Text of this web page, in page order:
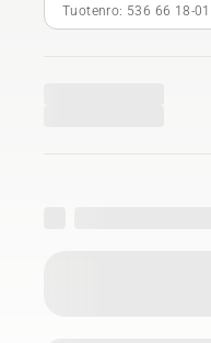
Tuotenro: 536 66 18‑01